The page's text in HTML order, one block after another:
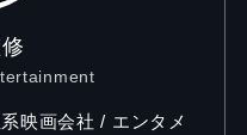
映画会社 / エンタメ